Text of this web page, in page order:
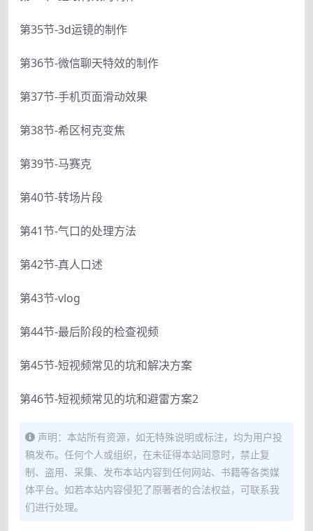
第35节-3d运镜的制作
第36节-微信聊天特效的制作
第37节-手机页面滑动效果
第38节-希区柯克变焦
第39节-马赛克
第40节-转场片段
第41节-气口的处理方法
第42节-真人口述
第43节-vlog
第44节-最后阶段的检查视频
第45节-短视频常见的坑和解决方案
第46节-短视频常见的坑和避雷方案2
声明：本站所有资源，如无特殊说明或标注，均为用户投
稿发布。任何个人或组织，在未征得本站同意时，禁止复
制、盗用、采集、发布本站内容到任何网站、书籍等各类媒
体平台。如若本站内容侵犯了原著者的合法权益，可联系我
们进行处理。